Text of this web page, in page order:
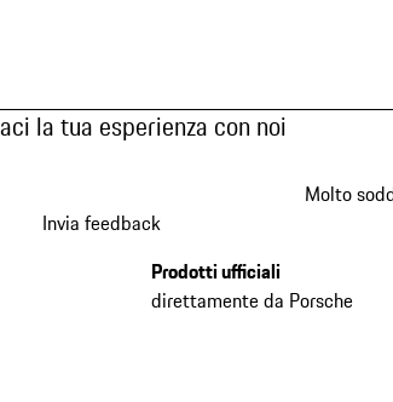
la tua esperienza con noi
Molto
Invia feedback
Prodotti ufficiali
direttamente da Porsche